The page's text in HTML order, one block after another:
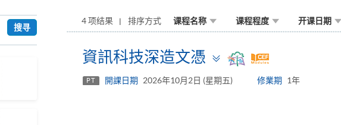
搜寻
4 项结果 排序方式 课程名称 课程程度 开课日期
資訊科技深造文憑
Toggle
panel
PT 開課日期 2026年10月2日 (星期五) 修業期 1年